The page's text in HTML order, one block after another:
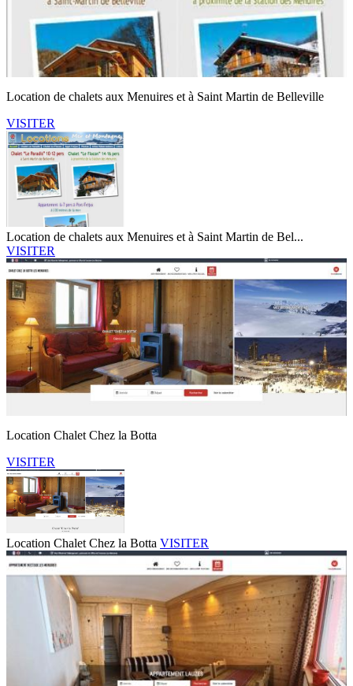
Location de chalets aux Menuires et à Saint Martin de Belleville
VISITER
Location de chalets aux Menuires et à Saint Martin de Bel...
VISITER
Location Chalet Chez la Botta
VISITER
Location Chalet Chez la Botta VISITER